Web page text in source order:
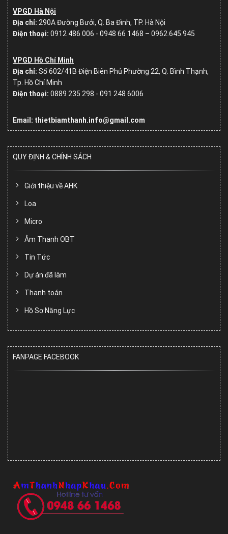
VPGD Hà Nội
Địa chỉ: 290A Đường Bưởi, Q. Ba Đình, TP. Hà Nội
Điện thoại: 0912 486 006 - 0948 66 1468 – 0962.645.945
VPGD Hồ Chí Minh
Địa chỉ: Số602/41B Điện Biên Phủ Phường 22, Q. Bình Thạnh,
Tp. Hồ Chí Minh
Điện thoại: 0889 235 298 - 091 248 6006
Email: thietbiamthanh.info@gmail.com
QUY ĐỊNH & CHÍNH SÁCH
Giới thiệu về AHK
Loa
Micro
Âm Thanh OBT
Tin Tức
Dự án đã làm
Thanh toán
Hồ Sơ Năng Lực
FANPAGE FACEBOOK